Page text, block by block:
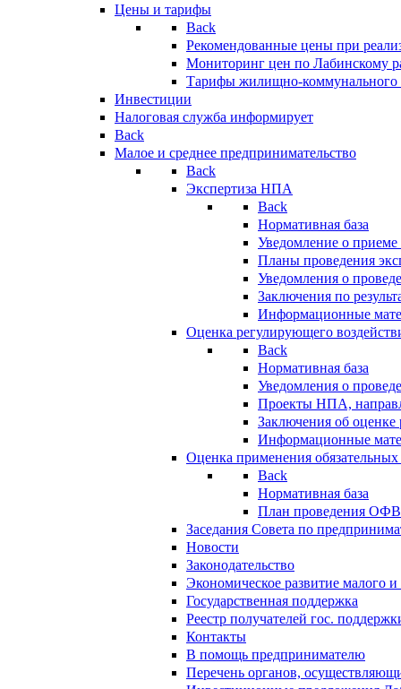
Цены и тарифы
Back
Рекомендованные цены при
Мониторинг цен по Лабинскому
Тарифы жилищно-коммунального
Инвестиции
Налоговая служба информирует
Back
Малое и среднее предпринимательство
Back
Экспертиза НПА
Back
Нормативная база
Уведомление о
Планы проведения
Уведомления о
Заключения по
Информационные
Оценка регулирующего
Back
Нормативная база
Уведомления о
Проекты НПА,
Заключения об
Информационные
Оценка применения
Back
Нормативная база
План проведения
Заседания Совета по
Новости
Законодательство
Экономическое развитие малого и
Государственная поддержка
Реестр получателей гос.
Контакты
В помощь предпринимателю
Перечень органов,